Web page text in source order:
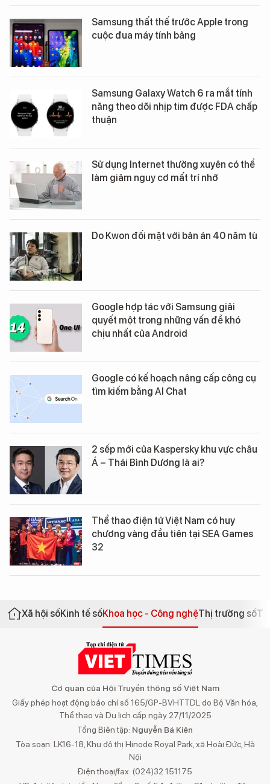
Samsung thất thế trước Apple trong
cuộc đua máy tính bảng
Samsung Galaxy Watch 6 ra mắt tính
năng theo dõi nhịp tim được FDA chấp
thuận
Sử dụng Internet thường xuyên có thể
làm giảm nguy cơ mất trí nhớ
Do Kwon đối mặt với bản án 40 năm tù
Google hợp tác với Samsung giải
quyết một trong những vấn đề khó
chịu nhất của Android
Google có kế hoạch nâng cấp công cụ
tìm kiếm bằng AI Chat
2 sếp mới của Kaspersky khu vực châu
Á – Thái Bình Dương là ai?
Thể thao điện tử Việt Nam có huy
chương vàng đầu tiên tại SEA Games
32
Xã hội sốKinh tế sốKhoa học - Công nghệThị trường số
Cơ quan của Hội Truyền thông số Việt Nam
Giấy phép hoạt động báo chí số 165/GP-BVHTTDL do Bộ Văn hóa,
Thể thao và Du lịch cấp ngày 27/11/2025
Tổng Biên tập: Nguyễn Bá Kiên
Tòa soạn: LK16-18, Khu đô thị Hinode Royal Park, xã Hoài Đức, Hà
Nội
Điện thoại/fax: (024)32 151175